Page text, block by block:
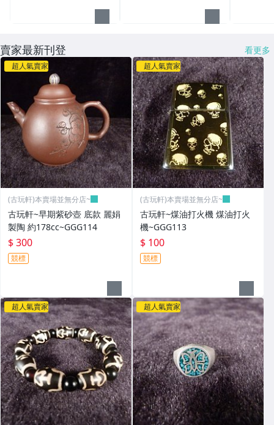
賣家最新刊登 看更多
超人氣賣家
(古玩軒)本賣場並無分店~
古玩軒~早期紫砂壺 底款 麗娟
製陶 約178cc~GGG114
$ 300
競標
超人氣賣家
(古玩軒)本賣場並無分店~
古玩軒~煤油打火機 煤油打火
機~GGG113
$ 100
競標
超人氣賣家 超人氣賣家